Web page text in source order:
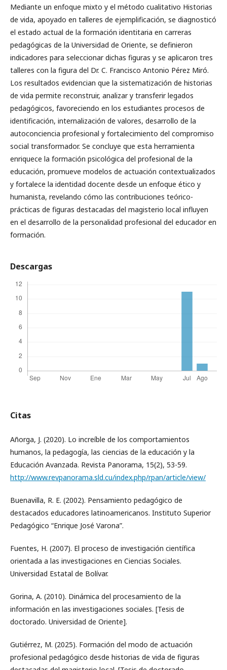
Mediante un enfoque mixto y el método cualitativo Historias
de vida, apoyado en talleres de ejemplificación, se diagnosticó
el estado actual de la formación identitaria en carreras
pedagógicas de la Universidad de Oriente, se definieron
indicadores para seleccionar dichas figuras y se aplicaron tres
talleres con la figura del Dr. C. Francisco Antonio Pérez Miró.
Los resultados evidencian que la sistematización de historias
de vida permite reconstruir, analizar y transferir legados
pedagógicos, favoreciendo en los estudiantes procesos de
identificación, internalización de valores, desarrollo de la
autoconciencia profesional y fortalecimiento del compromiso
social transformador. Se concluye que esta herramienta
enriquece la formación psicológica del profesional de la
educación, promueve modelos de actuación contextualizados
y fortalece la identidad docente desde un enfoque ético y
humanista, revelando cómo las contribuciones teórico-
prácticas de figuras destacadas del magisterio local influyen
en el desarrollo de la personalidad profesional del educador en
formación.
Descargas
Citas
Añorga, J. (2020). Lo increíble de los comportamientos
humanos, la pedagogía, las ciencias de la educación y la
Educación Avanzada. Revista Panorama, 15(2), 53-59.
http://www.revpanorama.sld.cu/index.php/rpan/article/view/
Buenavilla, R. E. (2002). Pensamiento pedagógico de
destacados educadores latinoamericanos. Instituto Superior
Pedagógico “Enrique José Varona”.
Fuentes, H. (2007). El proceso de investigación científica
orientada a las investigaciones en Ciencias Sociales.
Universidad Estatal de Bolívar.
Gorina, A. (2010). Dinámica del procesamiento de la
información en las investigaciones sociales. [Tesis de
doctorado. Universidad de Oriente].
Gutiérrez, M. (2025). Formación del modo de actuación
profesional pedagógico desde historias de vida de figuras